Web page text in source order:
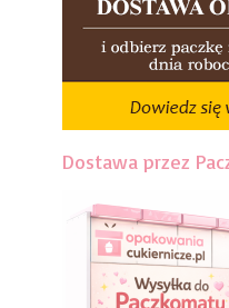
Dostawa przez